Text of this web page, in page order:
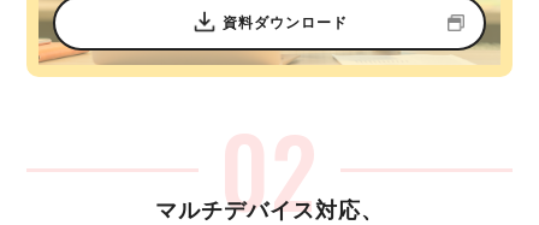
資料ダウンロード
マルチデバイス対応、